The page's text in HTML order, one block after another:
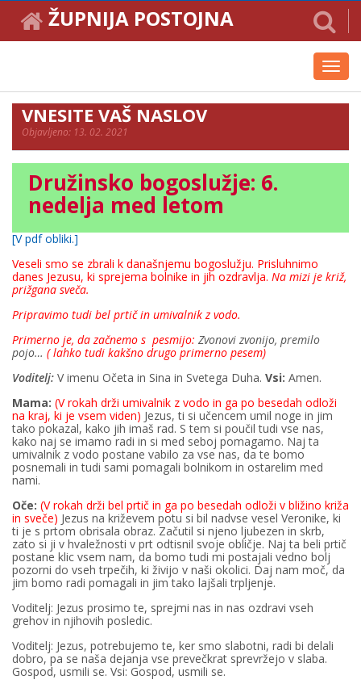
ŽUPNIJA POSTOJNA
VNESITE VAŠ NASLOV
Objavljeno: 13. 02. 2021
Družinsko bogoslužje: 6.
nedelja med letom
[V pdf obliki.]
Veseli smo se zbrali k današnjemu bogoslužju. Prisluhnimo
danes Jezusu, ki sprejema bolnike in jih ozdravlja. Na mizi je križ,
prižgana sveča.
Pripravimo tudi bel prtič in umivalnik z vodo.
Primerno je, da začnemo s pesmijo: Zvonovi zvonijo, premilo
pojo… ( lahko tudi kakšno drugo primerno pesem)
Voditelj: V imenu Očeta in Sina in Svetega Duha. Vsi: Amen.
Mama: (V rokah drži umivalnik z vodo in ga po besedah odloži
na kraj, ki je vsem viden) Jezus, ti si učencem umil noge in jim
tako pokazal, kako jih imaš rad. S tem si poučil tudi vse nas,
kako naj se imamo radi in si med seboj pomagamo. Naj ta
umivalnik z vodo postane vabilo za vse nas, da te bomo
posnemali in tudi sami pomagali bolnikom in ostarelim med
nami.
Oče: (V rokah drži bel prtič in ga po besedah odloži v bližino križa
in sveče) Jezus na križevem potu si bil nadvse vesel Veronike, ki
ti je s prtom obrisala obraz. Začutil si njeno ljubezen in skrb,
zato si ji v hvaležnosti v prt odtisnil svoje obličje. Naj ta beli prtič
postane klic vsem nam, da bomo tudi mi postajali vedno bolj
pozorni do vseh trpečih, ki živijo v naši okolici. Daj nam moč, da
jim bomo radi pomagali in jim tako lajšali trpljenje.
Voditelj: Jezus prosimo te, sprejmi nas in nas ozdravi vseh
grehov in njihovih posledic.
Voditelj: Jezus, potrebujemo te, ker smo slabotni, radi bi delali
dobro, pa se naša dejanja vse prevečkrat sprevržejo v slaba.
Gospod, usmili se. Vsi: Gospod, usmili se.